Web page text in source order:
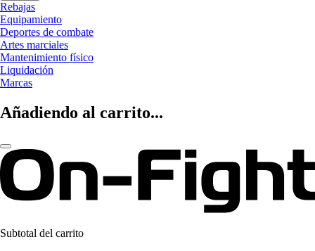
Rebajas
Equipamiento
Deportes de combate
Artes marciales
Mantenimiento físico
Liquidación
Marcas
Añadiendo al carrito...
Subtotal del carrito